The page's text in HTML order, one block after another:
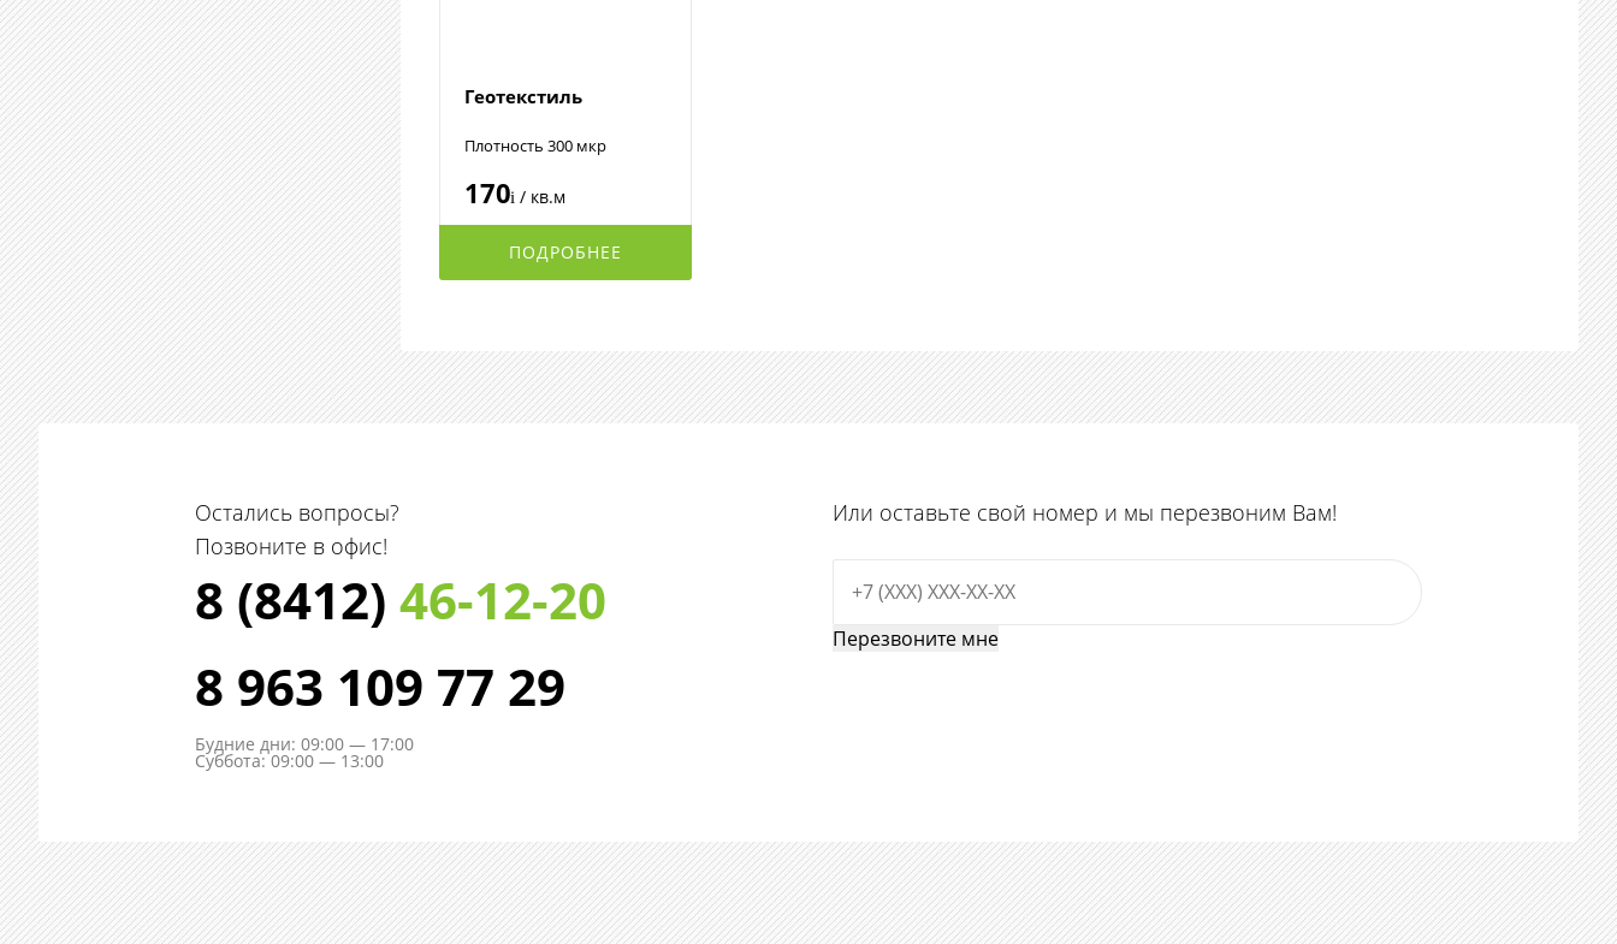
Геотекстиль
Плотность 300 мкр
170i/ кв.м
ПОДРОБНЕЕ
Остались вопросы?
Позвоните в офис!
8 (8412) 46-12-20
8 963 109 77 29
Будние дни: 09:00 — 17:00
Суббота: 09:00 — 13:00
Или оставьте свой номер и мы перезвоним Вам!